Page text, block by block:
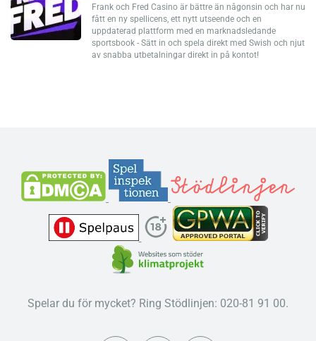
Frank och Fred Casino är bättre än någonsin och har nu
fått en ny spellicens, ett nytt utseende och en
uppdaterad plattform med en marknadsledande
sportsbook - Sätt in och spela direkt med Swish och njut
av snabba utbetalningar direkt in på kontot!
Spelar du för mycket? Ring Stödlinjen: 020-81 91 00.